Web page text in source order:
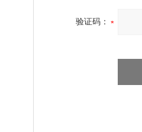
验证码：